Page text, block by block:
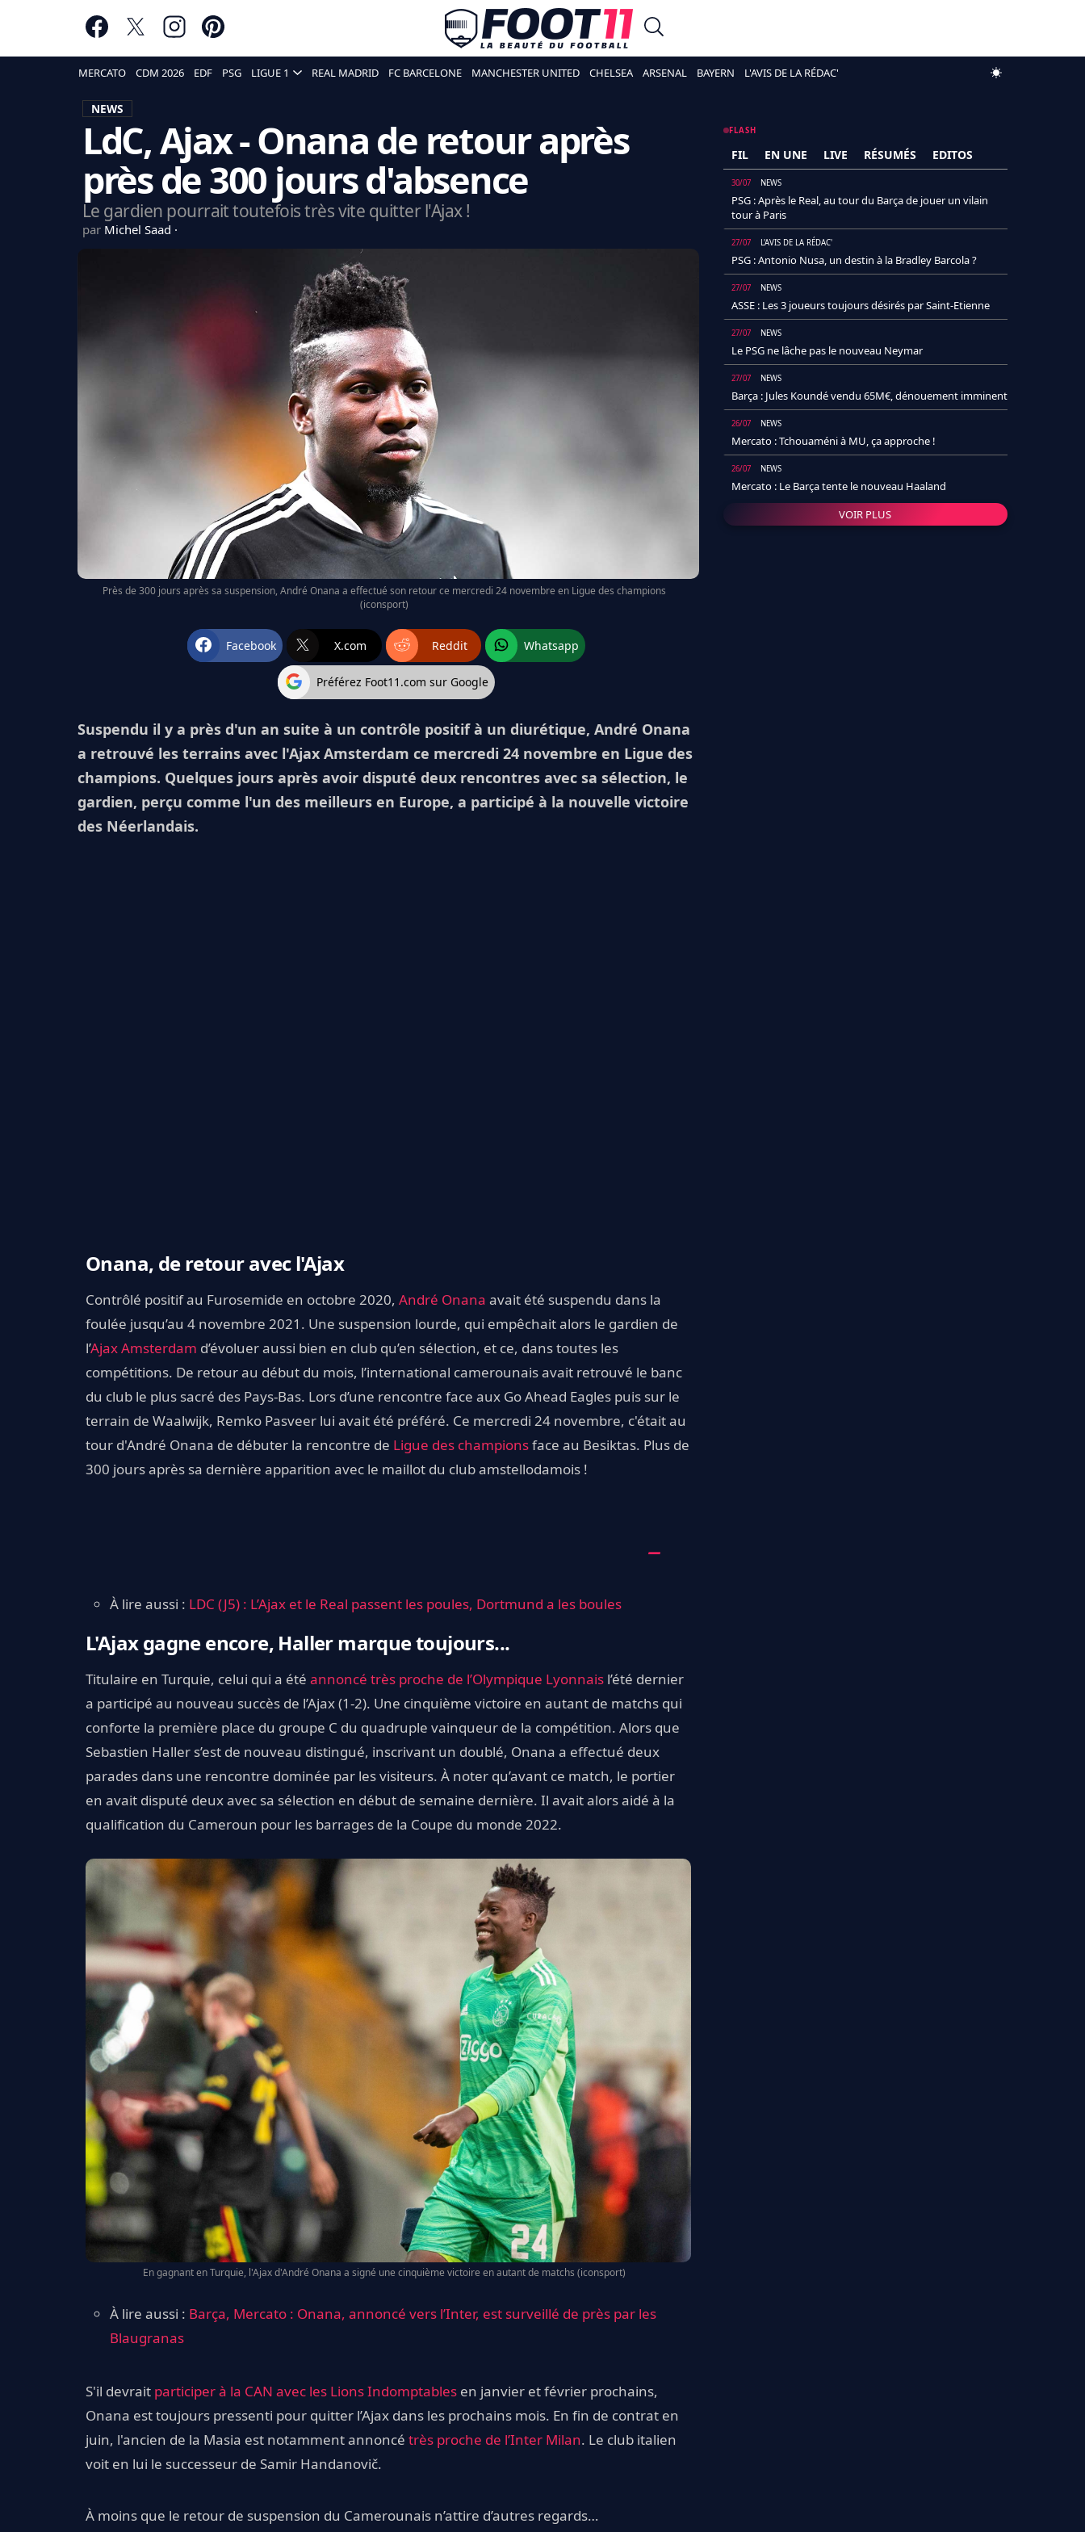
MERCATO CDM 2026 EDF PSG LIGUE 1 REAL MADRID FC BARCELONE MANCHESTER UNITED CHELSEA ARSENAL BAYERN L'AVIS DE LA RÉDAC'
NEWS
LdC, Ajax - Onana de retour après
près de 300 jours d'absence
Le gardien pourrait toutefois très vite quitter l'Ajax !
par Michel Saad
Près de 300 jours après sa suspension, André Onana a effectué son retour ce mercredi 24 novembre en Ligue des champions
(iconsport)
Facebook X.com Reddit Whatsapp
Préférez Foot11.com sur Google
Suspendu il y a près d'un an suite à un contrôle positif à un diurétique, André Onana
a retrouvé les terrains avec l'Ajax Amsterdam ce mercredi 24 novembre en Ligue des
champions. Quelques jours après avoir disputé deux rencontres avec sa sélection, le
gardien, perçu comme l'un des meilleurs en Europe, a participé à la nouvelle victoire
des Néerlandais.
Onana, de retour avec l'Ajax
Contrôlé positif au Furosemide en octobre 2020, André Onana avait été suspendu dans la
foulée jusqu’au 4 novembre 2021. Une suspension lourde, qui empêchait alors le gardien de
l’Ajax Amsterdam d’évoluer aussi bien en club qu’en sélection, et ce, dans toutes les
compétitions. De retour au début du mois, l’international camerounais avait retrouvé le banc
du club le plus sacré des Pays-Bas. Lors d’une rencontre face aux Go Ahead Eagles puis sur le
terrain de Waalwijk, Remko Pasveer lui avait été préféré. Ce mercredi 24 novembre, c'était au
tour d'André Onana de débuter la rencontre de Ligue des championsface au Besiktas. Plus de
300 jours après sa dernière apparition avec le maillot du club amstellodamois !
À lire aussi : LDC (J5) : L’Ajax et le Real passent les poules, Dortmund a les boules
L'Ajax gagne encore, Haller marque toujours...
Titulaire en Turquie, celui qui a été annoncé très proche de l’Olympique Lyonnais l’été dernier
a participé au nouveau succès de l’Ajax (1-2). Une cinquième victoire en autant de matchs qui
conforte la première place du groupe C du quadruple vainqueur de la compétition. Alors que
Sebastien Haller s’est de nouveau distingué, inscrivant un doublé, Onana a effectué deux
parades dans une rencontre dominée par les visiteurs. À noter qu’avant ce match, le portier
en avait disputé deux avec sa sélection en début de semaine dernière. Il avait alors aidé à la
qualification du Cameroun pour les barrages de la Coupe du monde 2022.
En gagnant en Turquie, l'Ajax d'André Onana a signé une cinquième victoire en autant de matchs (iconsport)
À lire aussi : Barça, Mercato : Onana, annoncé vers l’Inter, est surveillé de près par les
Blaugranas
S'il devrait participer à la CAN avec les Lions Indomptables en janvier et février prochains,
Onana est toujours pressenti pour quitter l’Ajax dans les prochains mois. En fin de contrat en
juin, l'ancien de la Masia est notamment annoncé très proche de l’Inter Milan. Le club italien
voit en lui le successeur de Samir Handanovič.
À moins que le retour de suspension du Camerounais n’attire d’autres regards…
FLASH
FIL EN UNE LIVE RÉSUMÉS EDITOS
30/07 NEWS
PSG : Après le Real, au tour du Barça de jouer un vilain
tour à Paris
27/07 L'AVIS DE LA RÉDAC'
PSG : Antonio Nusa, un destin à la Bradley Barcola ?
27/07 NEWS
ASSE : Les 3 joueurs toujours désirés par Saint-Etienne
27/07 NEWS
Le PSG ne lâche pas le nouveau Neymar
27/07 NEWS
Barça : Jules Koundé vendu 65M€, dénouement imminent
26/07 NEWS
Mercato : Tchouaméni à MU, ça approche !
26/07 NEWS
Mercato : Le Barça tente le nouveau Haaland
VOIR PLUS